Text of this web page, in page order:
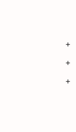
+
+
+